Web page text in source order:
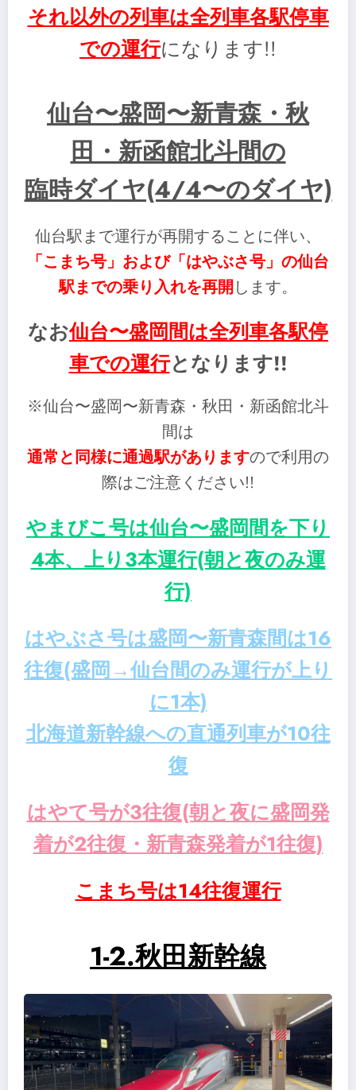
それ以外の列車は全列車各駅停車
での運行になります!!
仙台〜盛岡〜新青森・秋
田・新函館北斗間の
臨時ダイヤ(4/4〜のダイヤ)
仙台駅まで運行が再開することに伴い、
「こまち号」および「はやぶさ号」の仙台
駅までの乗り入れを再開します。
なお仙台〜盛岡間は全列車各駅停
車での運行となります!!
※仙台〜盛岡〜新青森・秋田・新函館北斗
間は
通常と同様に通過駅がありますので利用の
際はご注意ください!!
やまびこ号は仙台〜盛岡間を下り
4本、上り3本運行(朝と夜のみ運
行)
はやぶさ号は盛岡〜新青森間は16
往復(盛岡→仙台間のみ運行が上り
に1本)
北海道新幹線への直通列車が10往
復
はやて号が3往復(朝と夜に盛岡発
着が2往復・新青森発着が1往復)
こまち号は14往復運行
1-2.秋田新幹線